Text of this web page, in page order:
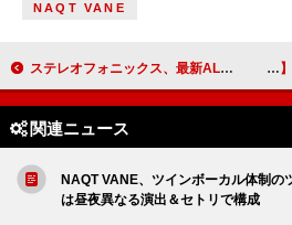
NAQT VANE
ステレオフォニックス、最新ALより先行シングル「There’s Always Gonna Be Something」公開 羊
関連ニュース
NAQT VANE、ツインボーカル体制の
は昼夜異なる演出＆セトリで構成